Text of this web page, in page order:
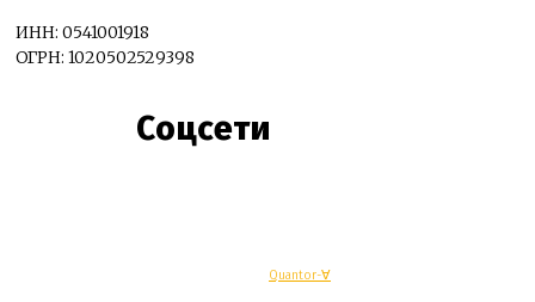
ИНН: 0541001918
ОГРН: 1020502529398
Соцсети
Quantor-∀